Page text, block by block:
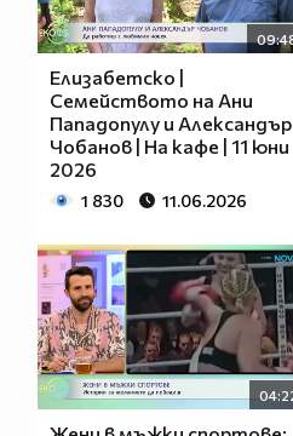
Елизабетско |
Семейството на Ани
Пападопулу и Александър
Чобанов | На кафе | 11 юни
2026
1 830 11.06.2026